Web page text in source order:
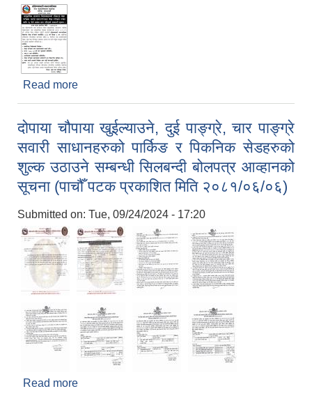
Read more
दोपाया चौपाया खुईल्याउने, दुई पाङ्ग्रे, चार पाङ्ग्रे
सवारी साधानहरुको पार्किङ र पिकनिक सेडहरुको
शुल्क उठाउने सम्बन्धी सिलबन्दी बोलपत्र आव्हानको
सूचना (पाचौँ पटक प्रकाशित मिति २०८१/०६/०६)
Submitted on: Tue, 09/24/2024 - 17:20
Read more